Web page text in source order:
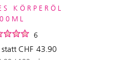
KÖRPERÖL
6
statt CHF 43.90